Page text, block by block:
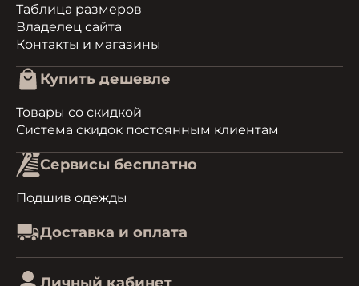
Таблица размеров
Владелец сайта
Контакты и магазины
Купить дешевле
Товары со скидкой
Система скидок постоянным клиентам
Сервисы бесплатно
Подшив одежды
Доставка и оплата